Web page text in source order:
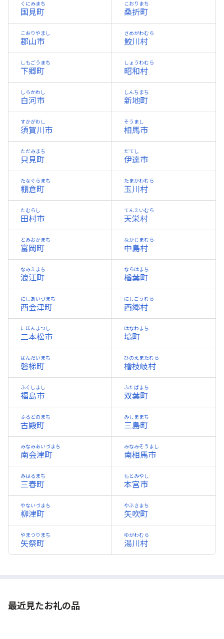
国見町
くにみまち
桑折町
こおりまち
郡山市
こおりやまし
鮫川村
さめがわむら
下郷町
しもごうまち
昭和村
しょうわむら
白河市
しらかわし
新地町
しんちまち
須賀川市
すかがわし
相馬市
そうまし
只見町
ただみまち
伊達市
だてし
棚倉町
たなぐらまち
玉川村
たまかわむら
田村市
たむらし
天栄村
てんえいむら
富岡町
とみおかまち
中島村
なかじまむら
浪江町
なみえまち
楢葉町
ならはまち
西会津町
にしあいづまち
西郷村
にしごうむら
二本松市
にほんまつし
塙町
はなわまち
磐梯町
ばんだいまち
檜枝岐村
ひのえまたむら
福島市
ふくしまし
双葉町
ふたばまち
古殿町
ふるどのまち
三島町
みしままち
南会津町
みなみあいづまち
南相馬市
みなみそうまし
三春町
みはるまち
本宮市
もとみやし
柳津町
やないづまち
矢吹町
やぶきまち
矢祭町
やまつりまち
湯川村
ゆがわむら
最近見たお礼の品